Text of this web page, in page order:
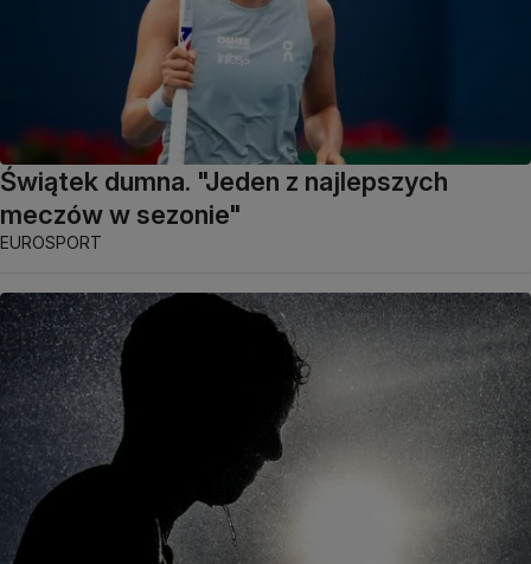
Świątek dumna. "Jeden z najlepszych
meczów w sezonie"
EUROSPORT